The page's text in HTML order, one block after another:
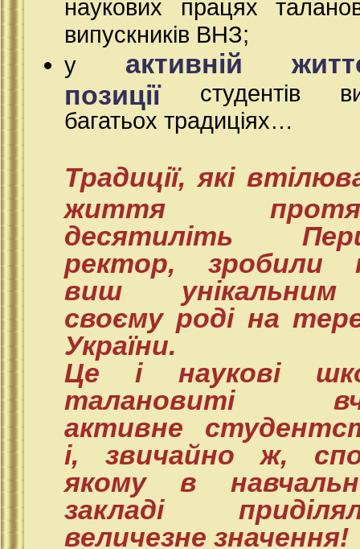
наукових працях
випускників ВНЗ;
у активній
позиціїстудентів
багатьох традиціях…
Традиції, які
життя
десятиліть
ректор, зробили
виш
своєму роді на
України.
Це і наукові
талановиті
активне
і, звичайно ж,
якому в
закладі
величезне значення!